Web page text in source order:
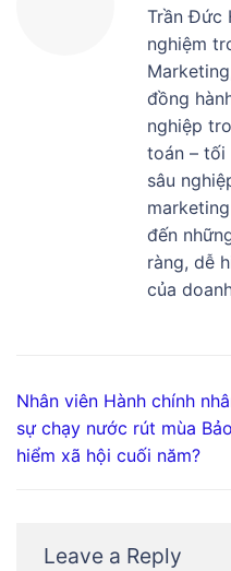
Trần Đức
nghiệm
đồng
nghiệp
toán – tối
sâu
đến
ràng, dễ
của
Nhân viên Hành chính
sự chạy nước rút mùa Bảo
hiểm xã hội cuối năm?
Leave a Reply